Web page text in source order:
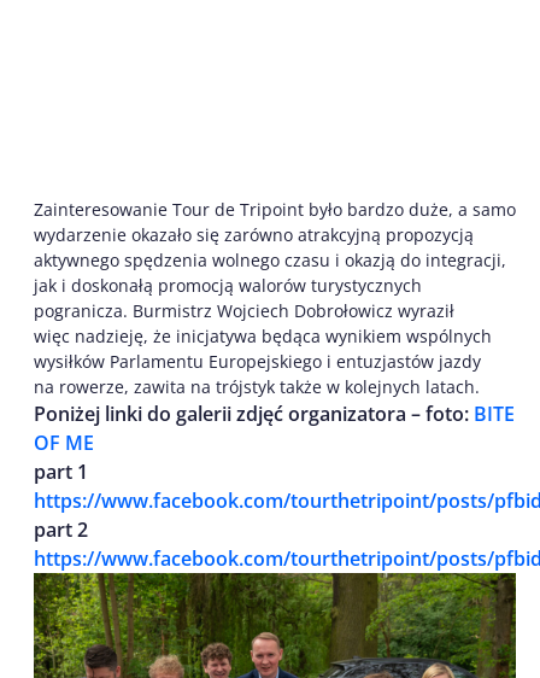
Zainteresowanie Tour de Tripoint było bardzo duże, a samo
wydarzenie okazało się zarówno atrakcyjną propozycją
aktywnego spędzenia wolnego czasu i okazją do integracji,
jak i doskonałą promocją walorów turystycznych
pogranicza. Burmistrz Wojciech Dobrołowicz wyraził
więc nadzieję, że inicjatywa będąca wynikiem wspólnych
wysiłków Parlamentu Europejskiego i entuzjastów jazdy
na rowerze, zawita na trójstyk także w kolejnych latach.
Poniżej linki do galerii zdjęć organizatora – foto: BITE
OF ME
part 1
https://www.facebook.com/tourthetripoint/posts/
part 2
https://www.facebook.com/tourthetripoint/posts/